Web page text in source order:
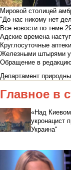
Мировой столицей
"До нас никому нет
Все новости по теме
Адские времена
Круглосуточные
Железными штырями
Обращение в
Департамент
Главное в
«Над
укронацист
Украина"